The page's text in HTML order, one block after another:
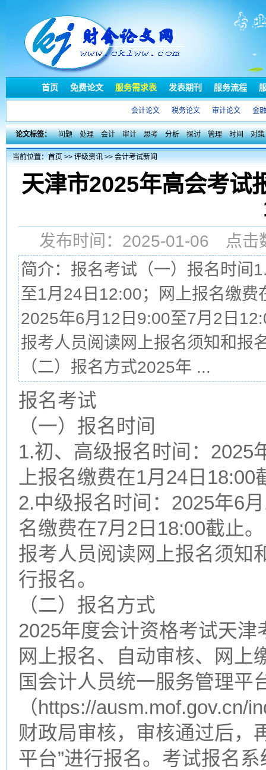
首页 免费论文 服务需求表 发表期刊 服务流程
会计论文 税务论文 审计论文 金
论文标签： 问题 处理 会计 审计 思考 分析 探讨 管理 时间 对策
当前位置：首页>>评级资讯>>会计考试新闻
天津市2025年高会考试
发布时间：2025-01-06 点
简介：报名考试（一）报名时间
至1月24日12:00；网上报名缴
2025年6月12日9:00至7月2日
报考人员阅读网上报名须知和报
（二）报名方式2025年 ...
报名考试
（一）报名时间
1.初、高级报名时间：2025
上报名缴费在1月24日18:00
2.中级报名时间：2025年6
名缴费在7月2日18:00截止。
报考人员阅读网上报名须知
行报名。
（二）报名方式
2025年度会计资格考试天津
网上报名、自动审核、网上
国会计人员统一服务管理平
（https://ausm.mof.gov.cn/
财政局审核，审核通过后，
平台”进行报名。考试报名